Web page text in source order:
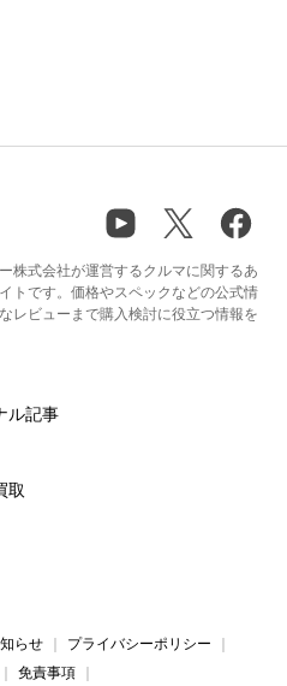
株式会社が運営するクルマに関するあ
トです。価格やスペックなどの公式情
レビューまで購入検討に役立つ情報を
ル記事
取
らせ
プライバシーポリシー
免責事項